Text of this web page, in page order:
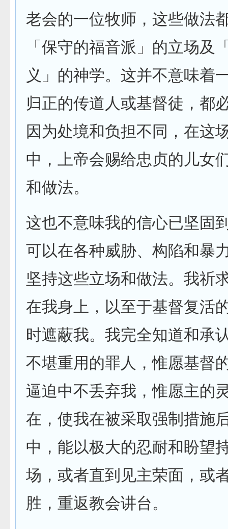
老会的一位牧师，这些做法
「保守的福音派」的立场及
义」的神学。这并不意味着
归正的传道人或基督徒，都
因为处境和负担不同，在这
中，上帝会赐给忠贞的儿女
和做法。
这也不意味我的信心已坚固
可以在各种威胁、构陷和暴
坚持这些立场和做法。我祈
在我身上，以至于基督复活
时遮蔽我。我完全知道和承
不堪重用的罪人，惟愿基督
逼迫中不丢弃我，惟愿主的
在，使我在被采取强制措施
中，能以极大的忍耐和盼望
场，或者直到见主荣面，或
胜，重返教会讲台。